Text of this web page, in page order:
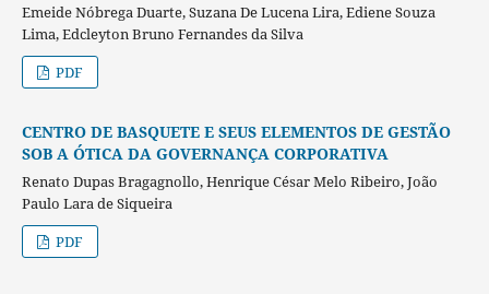
Emeide Nóbrega Duarte, Suzana De Lucena Lira, Ediene Souza
Lima, Edcleyton Bruno Fernandes da Silva
PDF
CENTRO DE BASQUETE E SEUS ELEMENTOS DE GESTÃO
SOB A ÓTICA DA GOVERNANÇA CORPORATIVA
Renato Dupas Bragagnollo, Henrique César Melo Ribeiro, João
Paulo Lara de Siqueira
PDF